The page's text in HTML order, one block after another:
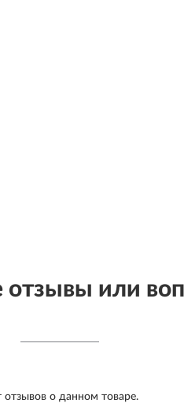
отзывы или
отзывов о данном товаре.